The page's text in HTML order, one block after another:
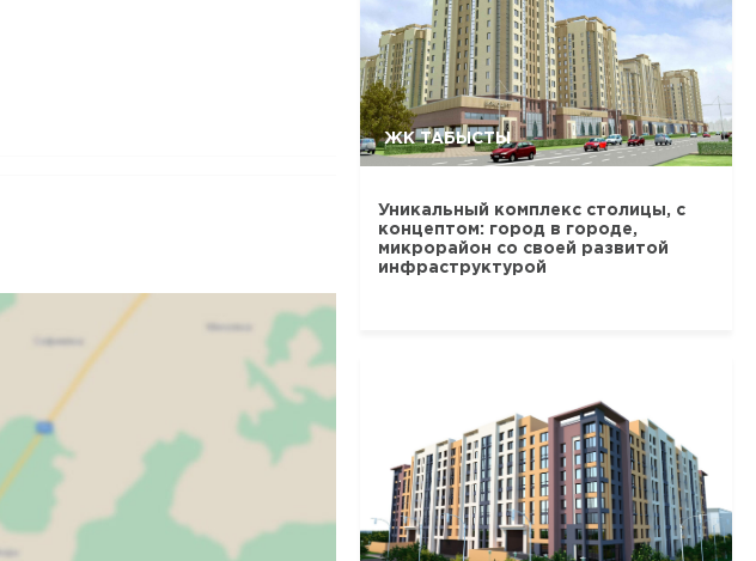
ЖК ТАБЫСТЫ
Уникальный комплекс столицы, с
концептом: город в городе,
микрорайон со своей развитой
инфраструктурой